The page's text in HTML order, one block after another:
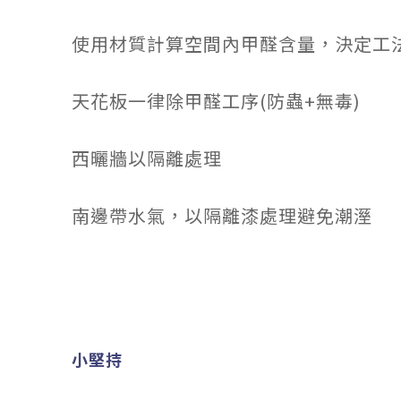
使用材質計算空間內甲醛含量，決定工
天花板一律除甲醛工序(防蟲+無毒)
西曬牆以隔離處理
南邊帶水氣，以隔離漆處理避免潮溼
小堅持